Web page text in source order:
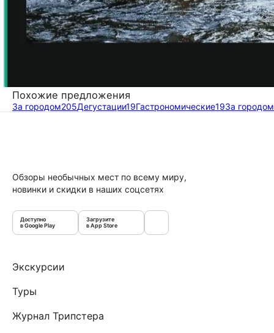
Похожие предложения
За городом205Дегустации19Гастрономические19За
Обзоры необычных мест по всему миру,
новинки и скидки в наших соцсетях
Доступно
в Google Play
Загрузите
в App Store
Экскурсии
Туры
Журнал Трипстера